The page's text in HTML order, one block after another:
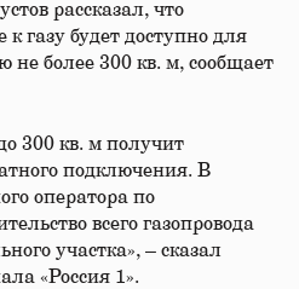
рассказал, что
газу будет доступно для
более 300 кв. м, сообщает
300 кв. м получит
подключения. В
оператора по
всего газопровода
участка», – сказал
«Россия 1».